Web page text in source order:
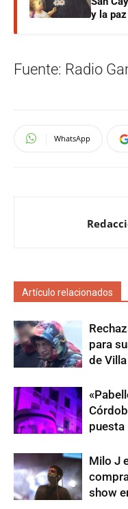
y la
Fuente: Radio
WhatsApp
Artículo relacionados
para
de
puesta
Milo J
show